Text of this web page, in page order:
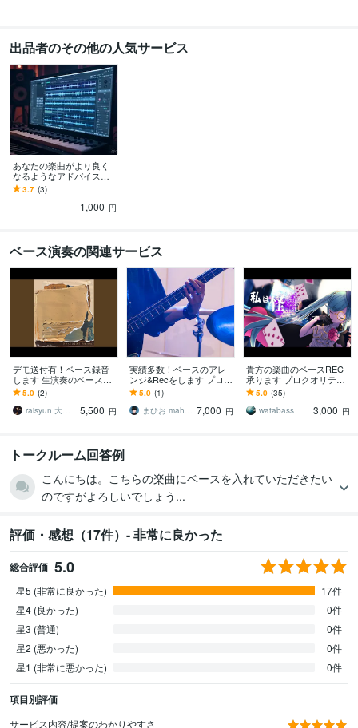
出品者のその他の人気サービス
あなたの楽曲がより良く
なるようなアドバイスを
します 客観的な意見が欲
しい音楽系クリエイター
3.7 (3)
1,000 円
ベース演奏の関連サービス
デモ送付有！ベース録音
します 生演奏のベースで
あなたの楽曲の魅力を最
大限に引き出します！
5.0 (2)
raisyun 大橋来春
5,500 円
実績多数！ベースのアレ
ンジ&Recをします プロク
オリティでベースのアレ
ンジをして、音源をお渡
しします。
5.0 (1)
まひお mahio_mahio 7,000 円
貴方の楽曲のベースREC
承ります プロクオリティ
の演奏で楽曲をワンラン
ク上に！
5.0 (35)
watabass
3,000 円
トークルーム回答例
こんにちは。こちらの楽曲にベースを入れていただきたい
のですがよろしいでしょう...
評価・感想（17件）- 非常に良かった
総合評価 5.0
星5 (非常に良かった)
17件
星4 (良かった)
0件
星3 (普通)
0件
星2 (悪かった)
0件
星1 (非常に悪かった)
0件
項目別評価
サービス内容/提案のわかりやすさ